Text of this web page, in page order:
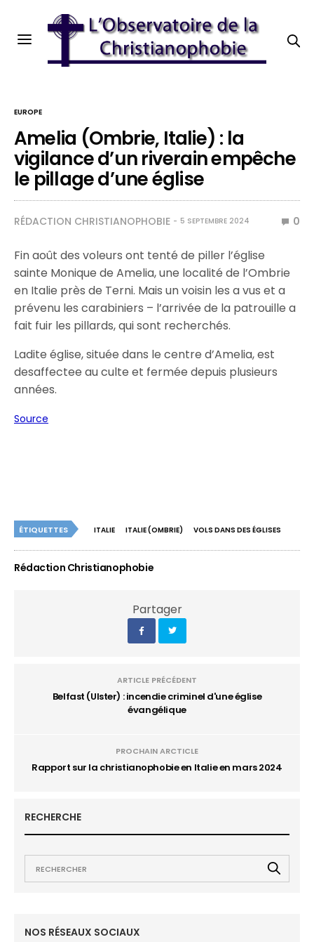
EUROPE
Amelia (Ombrie, Italie) : la
vigilance d’un riverain empêche
le pillage d’une église
RÉDACTION CHRISTIANOPHOBIE 5 SEPTEMBRE 2024 0
Fin août des voleurs ont tenté de piller l’église
sainte Monique de Amelia, une localité de l’Ombrie
en Italie près de Terni. Mais un voisin les a vus et a
prévenu les carabiniers – l’arrivée de la patrouille a
fait fuir les pillards, qui sont recherchés.
Ladite église, située dans le centre d’Amelia, est
desaffectee au culte et fermée depuis plusieurs
années.
Source
ÉTIQUETTES ITALIE ITALIE (OMBRIE) VOLS DANS DES ÉGLISES
Rédaction Christianophobie
Partager
ARTICLE PRÉCÉDENT
Belfast (Ulster) : incendie criminel d'une église
évangélique
PROCHAIN ARCTICLE
Rapport sur la christianophobie en Italie en mars 2024
RECHERCHE
NOS RÉSEAUX SOCIAUX